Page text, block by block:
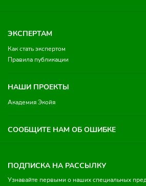
ЭКСПЕРТАМ
Как стать экспертом
Правила публикации
НАШИ ПРОЕКТЫ
Академия Экойя
СООБЩИТЕ НАМ ОБ ОШИБКЕ
ПОДПИСКА НА РАССЫЛКУ
Узнавайте первыми о наших специальных